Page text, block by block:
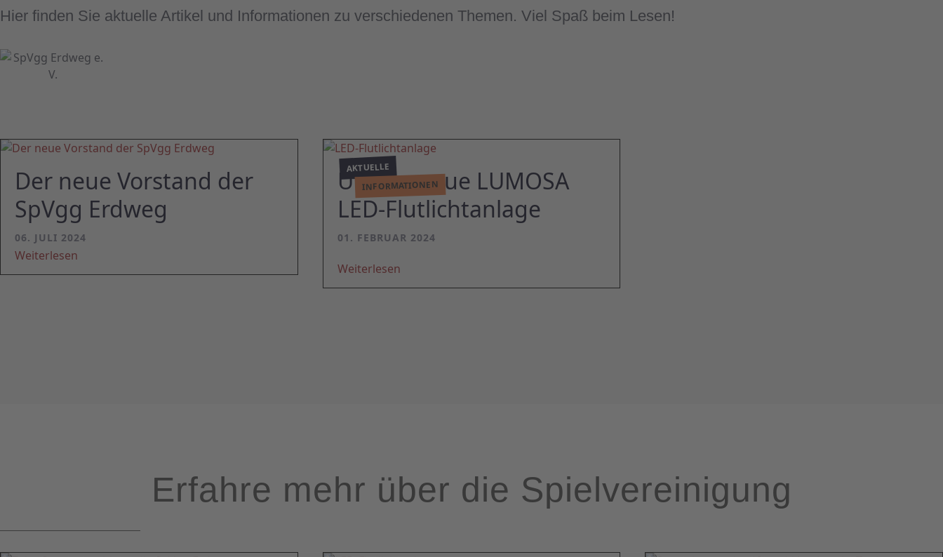
Hier finden Sie aktuelle Artikel und Informationen zu verschiedenen Themen. Viel Spaß beim Lesen!
Der neue Vorstand der
SpVgg Erdweg
06. JULI 2024
Weiterlesen
Unsere neue LUMOSA
LED-Flutlichtanlage
01. FEBRUAR 2024
AKTUELLE
INFORMATIONEN
Weiterlesen
Erfahre mehr über die Spielvereinigung